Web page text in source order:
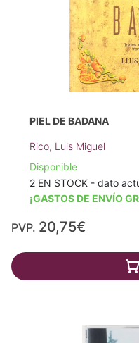
PIEL DE BADANA
Rico, Luis Miguel
Disponible
2 EN STOCK - dato
¡GASTOS DE ENVÍO
PVP. 20,75€